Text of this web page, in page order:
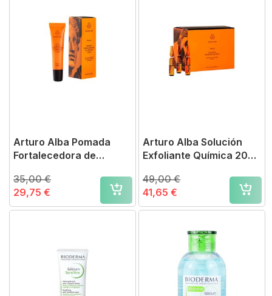
Arturo Alba Pomada
Fortalecedora de
29,75 €
35,00 €
Arturo Alba Solución
Exfoliante Química 20
41,65 €
49,00 €